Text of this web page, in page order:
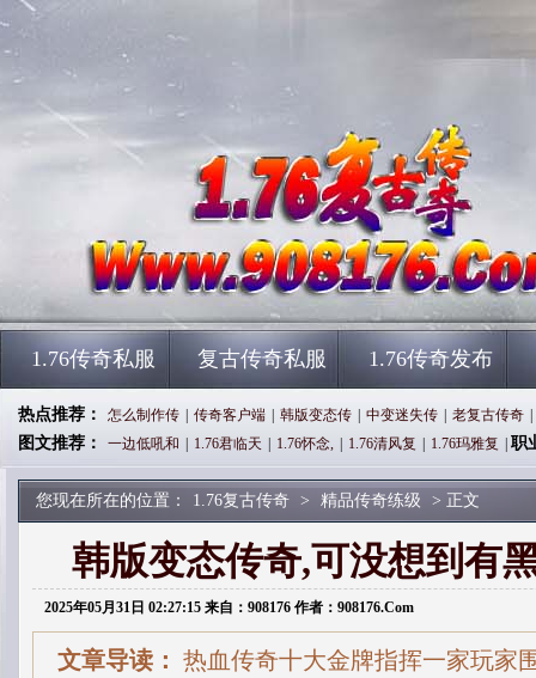
1.76传奇私服 复古传奇私服 1.76传奇发布
热点推荐： 怎么制作传 传奇客户端 韩版变态传 中变迷失传 老复古传奇
图文推荐： 一边低吼和 1.76君临天 1.76怀念, 1.76清风复 1.76玛雅复 职
您现在所在的位置： 1.76复古传奇 > 精品传奇练级 > 正文
韩版变态传奇,可没想到有
2025年05月31日 02:27:15 来自：908176 作者：908176.Com
文章导读： 热血传奇十大金牌指挥一家玩家